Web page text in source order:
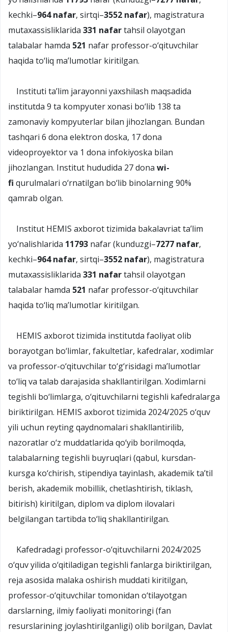
kechki–964 nafar, sirtqi–3552 nafar), magistratura
mutaxassisliklarida 331 nafartahsil olayotgan
talabalar hamda 521 nafar professor-o‘qituvchilar
haqida to‘liq ma’lumotlar kiritilgan.
Instituti ta’lim jarayonni yaxshilash maqsadida
institutda 9 ta kompyuter xonasi bo‘lib 138 ta
zamonaviy kompyuterlar bilan jihozlangan. Bundan
tashqari 6 dona elektron doska, 17 dona
videoproyektor va 1 dona infokiyoska bilan
jihozlangan. Institut hududida 27 dona wi-
fi qurulmalari o‘rnatilgan bo‘lib binolarning 90%
qamrab olgan.
Institut HEMIS axborot tizimida bakalavriat ta’lim
yo‘nalishlarida 11793 nafar (kunduzgi–7277 nafar,
kechki–964 nafar, sirtqi–3552 nafar), magistratura
mutaxassisliklarida 331 nafartahsil olayotgan
talabalar hamda 521 nafar professor-o‘qituvchilar
haqida to‘liq ma’lumotlar kiritilgan.
HEMIS axborot tizimida institutda faoliyat olib
borayotgan bo‘limlar, fakultetlar, kafedralar, xodimlar
va professor-o‘qituvchilar to‘g‘risidagi ma’lumotlar
to‘liq va talab darajasida shakllantirilgan. Xodimlarni
tegishli bo‘limlarga, o‘qituvchilarni tegishli kafedralarga
biriktirilgan. HEMIS axborot tizimida 2024/2025 o‘quv
yili uchun reyting qaydnomalari shakllantirilib,
nazoratlar o‘z muddatlarida qo‘yib borilmoqda,
talabalarning tegishli buyruqlari (qabul, kursdan-
kursga ko‘chirish, stipendiya tayinlash, akademik ta’til
berish, akademik mobillik, chetlashtirish, tiklash,
bitirish) kiritilgan, diplom va diplom ilovalari
belgilangan tartibda to‘liq shakllantirilgan.
Kafedradagi professor-o‘qituvchilarni 2024/2025
o‘quv yilida o‘qitiladigan tegishli fanlarga biriktirilgan,
reja asosida malaka oshirish muddati kiritilgan,
professor-o‘qituvchilar tomonidan o‘tilayotgan
darslarning, ilmiy faoliyati monitoringi (fan
resurslarining joylashtirilganligi) olib borilgan, Davlat